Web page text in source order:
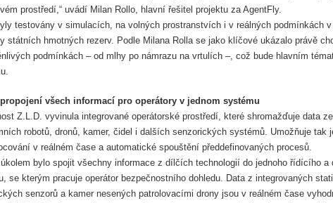
prostředí,“ uvádí Milan Rollo, hlavní řešitel projektu za AgentFly.
testovány v simulacích, na volných prostranstvích i v reálných podmínkách v
státních hmotných rezerv. Podle Milana Rolla se jako klíčové ukázalo právě
podmínkách – od mlhy po námrazu na vrtulích –, což bude hlavním
všech informací pro operátory v jednom systému
Z.L.D. vyvinula integrované operátorské prostředí, které shromažďuje data
robotů, dronů, kamer, čidel i dalších senzorických systémů. Umožňuje tak
v reálném čase a automatické spouštění předdefinovaných procesů.
úkolem bylo spojit všechny informace z dílčích technologií do jednoho řídícího a
se kterým pracuje operátor bezpečnostního dohledu. Data z integrovaných
senzorů a kamer nesených patrolovacími drony jsou v reálném čase